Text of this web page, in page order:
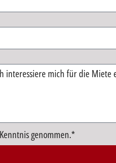
genommen.*